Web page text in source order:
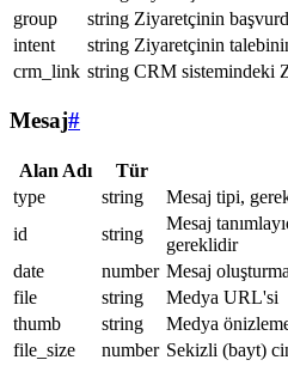
group
string Ziyaretçinin
intent
string Ziyaretçinin
crm_link string CRM sistemindeki
Mesaj#
Alan Adı Tür
type
string Mesaj tipi,
id
string
Mesaj
gereklidir
date
number Mesaj
file
string Medya URL'si
thumb
string Medya
file_size
number Sekizli (bayt)